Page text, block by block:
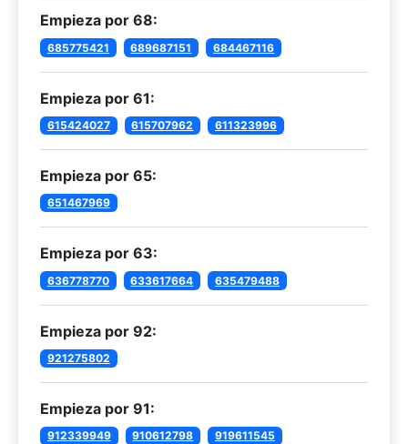
Empieza por 68:
685775421 689687151 684467116
Empieza por 61:
615424027 615707962 611323996
Empieza por 65:
651467969
Empieza por 63:
636778770 633617664 635479488
Empieza por 92:
921275802
Empieza por 91:
912339949 910612798
919611545